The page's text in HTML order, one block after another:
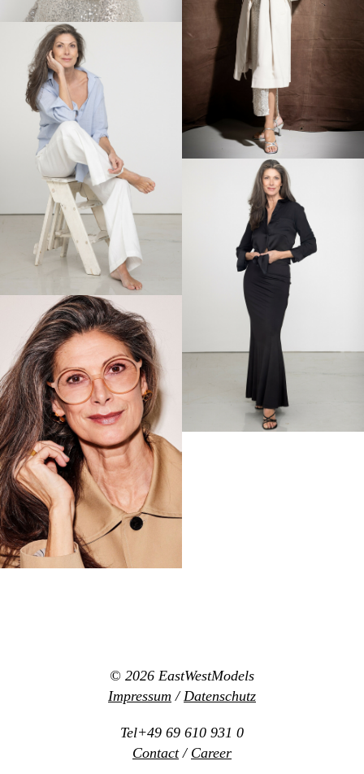
© 2026 EastWestModels
Impressum /Datenschutz
Tel+49 69 610 931 0
Contact/ Career